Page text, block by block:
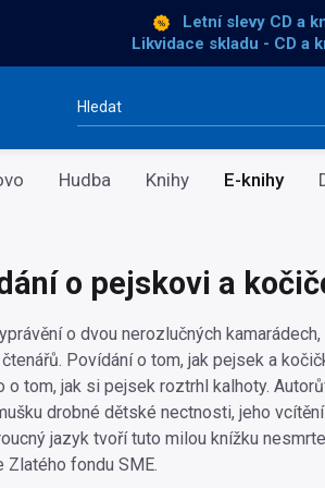
Letní slevy CD a
Likvidace skladu - CD a
Vyhledávání
Hudba Knihy E-knihy
o pejskovi a
o dvou nerozlučných
Povídání o tom, jak pejsek a
o tom, jak si pejsek roztrhl kalhoty.
drobné dětské nectnosti, jeho
jazyk tvoří tuto milou knížku
Zlatého fondu SME.